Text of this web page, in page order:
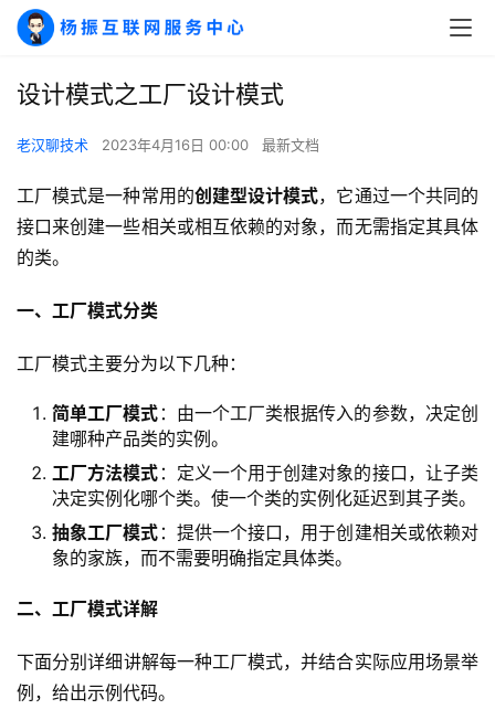
设计模式之工厂设计模式
老汉聊技术 2023年4月16日 00:00 最新文档
工厂模式是一种常用的创建型设计模式，它通过一个共同的
接口来创建一些相关或相互依赖的对象，而无需指定其具体
的类。
一、工厂模式分类
工厂模式主要分为以下几种：
简单工厂模式 ：由一个工厂类根据传入的参数，决定创
建哪种产品类的实例。
工厂方法模式 ：定义一个用于创建对象的接口，让子类
决定实例化哪个类。使一个类的实例化延迟到其子类。
抽象工厂模式 ：提供一个接口，用于创建相关或依赖对
象的家族，而不需要明确指定具体类。
二、工厂模式详解
​下面分别详细讲解每一种工厂模式，并结合实际应用场景举
例，给出示例代码。